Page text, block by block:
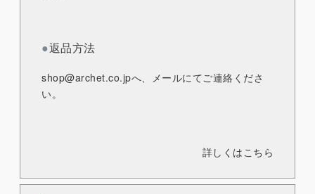
●返品方法
shop@archet.co.jpへ、メールにてご連絡くださ
い。
詳しくはこちら